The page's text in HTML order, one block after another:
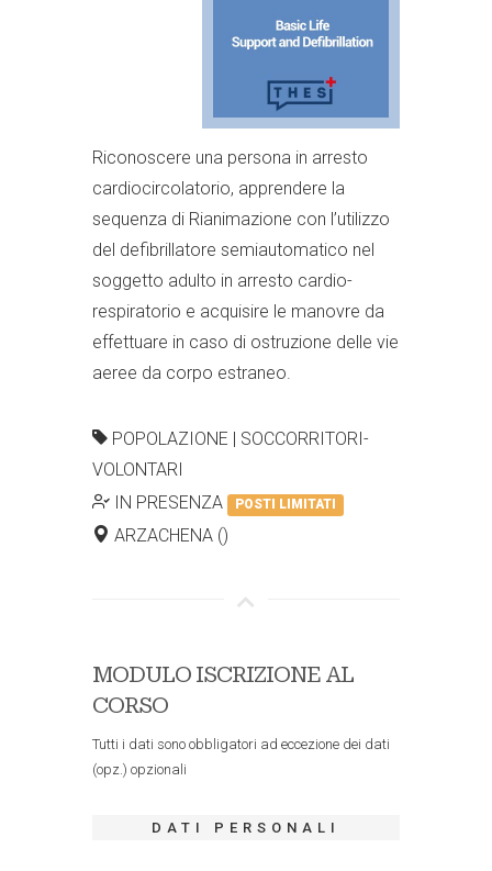
Riconoscere una persona in arresto
cardiocircolatorio, apprendere la
sequenza di Rianimazione con l’utilizzo
del defibrillatore semiautomatico nel
soggetto adulto in arresto cardio-
respiratorio e acquisire le manovre da
effettuare in caso di ostruzione delle vie
aeree da corpo estraneo.
POPOLAZIONE | SOCCORRITORI-
VOLONTARI
IN PRESENZA
POSTI LIMITATI
ARZACHENA ()
MODULO ISCRIZIONE AL
CORSO
Tutti i dati sono obbligatori ad eccezione dei dati
(opz.) opzionali
DATI PERSONALI